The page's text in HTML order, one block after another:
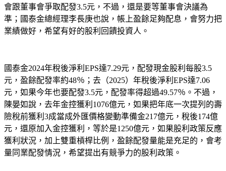
會跟董事會爭取配發3.5元，不過，還是要等董事會決議為
準；國泰金總經理李長庚也說，帳上盈餘足夠配息，會努力把
業績做好，希望有好的股利回饋投資人。
國泰金2024年稅後淨利EPS達7.29元，配發現金股利每股3.5
元，盈餘配發率約48％；去（2025）年稅後淨利EPS達7.06
元，如果今年也要配發3.5元，配發率得超過49.57％。不過，
陳晏如說，去年金控獲利1076億元，如果把年底一次提列的壽
險稅前獲利3成當成外匯價格變動準備金217億元，稅後174億
元，還原加入金控獲利，等於是1250億元，如果股利政策反應
獲利狀況，加上雙重槓桿比例，盈餘配發量能是充足的，會考
量同業配發情況，希望提出有競爭力的股利政策。